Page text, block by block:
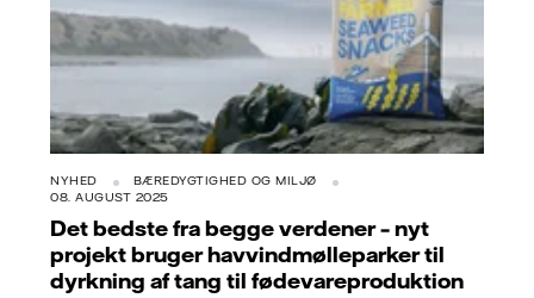
NYHED
BÆREDYGTIGHED OG MILJØ
08. AUGUST 2025
Det bedste fra begge verdener – nyt
projekt bruger havvindmølleparker til
dyrkning af tang til fødevareproduktion